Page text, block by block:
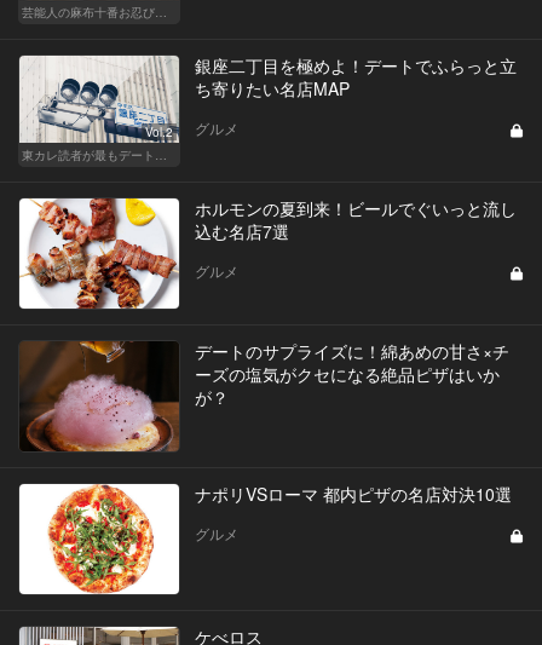
芸能人の麻布十番お忍び店リスト
Vol.2
東カレ読者が最もデートで使うエリア・銀座でデートに使える名店
銀座二丁目を極めよ！デートでふらっと立
ち寄りたい名店MAP
グルメ
ホルモンの夏到来！ビールでぐいっと流し
込む名店7選
グルメ
デートのサプライズに！綿あめの甘さ×チ
ーズの塩気がクセになる絶品ピザはいか
が？
ナポリVSローマ 都内ピザの名店対決10選
グルメ
ケべロス